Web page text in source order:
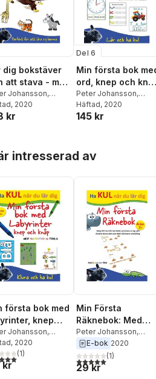
,Anders
, Frans
,Maria Skyvell
,Teodor
dig bokstäver
att stava - med
och
Tekla
Johansson,
Källman
, 2020
kr
Del 6
Min första bok
ord, knep och
- med Supertuben
Tekla
Peter Johansson,
Annika Källman
Häftad, 2020
145 kr
intresserad av
första bok med
knep
knåp - med
Tekla
Johansson,
Källman
, 2020
5 stjärnor. Totalt antal röster:
(1)
kr
Min Första
Räknebok: Med
Supertuben Tekla
Peter Johansson,
Annika Källman
E-bok 2020
5,0utav 5 stjärnor.
(1)
29 kr